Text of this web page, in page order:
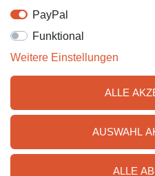
© 2025 Tiervitalshop |
PayPal
Funktional
Weitere Einstellungen
ALLE
AUSWAHL
ALLE